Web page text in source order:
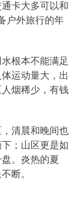
卡大多可以和
户外旅行的年
根本不能满足
运动量大，出
烟稀少，有钱
清晨和晚间也
；山区更是如
。炎热的夏
断。